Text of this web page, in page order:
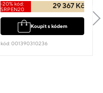
-20% kód:
SRPEN20
29 367 Kč
Koupit s kódem
kód: 001390310236